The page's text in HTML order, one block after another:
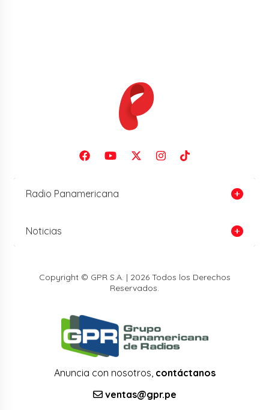
Radio Panamericana
Noticias
Copyright © GPR S.A. | 2026 Todos los Derechos
Reservados.
Anuncia con nosotros, contáctanos
ventas@gpr.pe